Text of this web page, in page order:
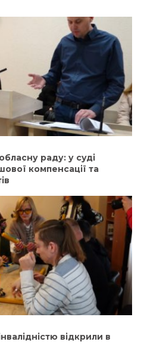
раду: у суді
компенсації та
відкрили в